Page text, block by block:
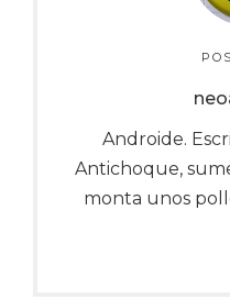
Androide.
Antichoque,
monta unos